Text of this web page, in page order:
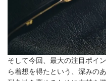
そして今回、最大の注目ポイ
ら着想を得たという、深みの